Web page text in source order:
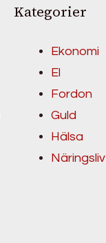
Kategorier
Ekonomi
El
Fordon
Guld
Hälsa
Näringsliv